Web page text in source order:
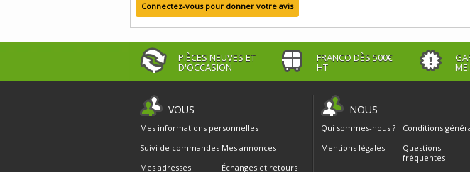
Connectez-vous pour donner votre avis
PIÈCES NEUVES ET
D'OCCASION
FRANCO DÈS 500€
HT
VOUS
Mes informations personnelles
Suivi de commandes Mes annonces
Mes adresses
Échanges et retours
NOUS
Qui sommes-nous ?
Conditions
Mentions légales
Questions
fréquentes